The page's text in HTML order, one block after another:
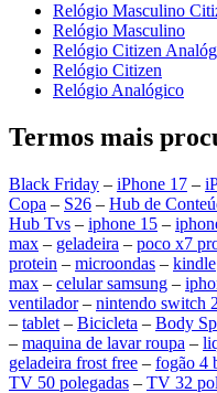
Relógio Masculino
Relógio Masculino
Relógio Citizen
Relógio Citizen
Relógio Analógico
Termos mais
Black Friday – iPhone 17 –
Copa – S26 – Hub de
Hub Tvs – iphone 15 –
max – geladeira – poco x7
protein – microondas – kindle
max – celular samsung –
ventilador– nintendo switch 2
– tablet – Bicicleta – Body
– maquina de lavar roupa –
geladeira frost free – fogão 4
TV 50 polegadas – TV 32